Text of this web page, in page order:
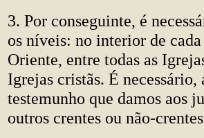
3. Por conseguinte, é
os níveis: no interior de
Oriente, entre todas as
Igrejas cristãs. É
testemunho que damos aos
outros crentes ou não-